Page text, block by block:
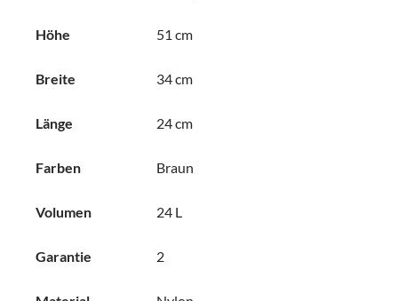
Höhe 51 cm
Breite 34 cm
Länge 24 cm
Farben Braun
Volumen 24 L
Garantie 2